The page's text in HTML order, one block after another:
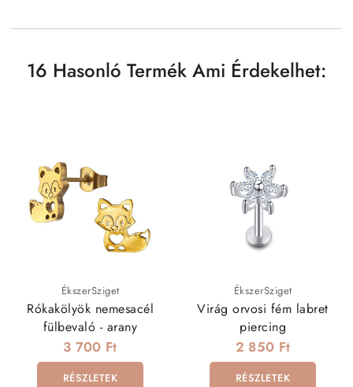
16 Hasonló Termék Ami Érdekelhet:
ÉkszerSziget
Rókakölyök nemesacél
fülbevaló - arany
3 700 Ft
RÉSZLETEK
ÉkszerSziget
Virág orvosi fém labret
piercing
2 850 Ft
RÉSZLETEK